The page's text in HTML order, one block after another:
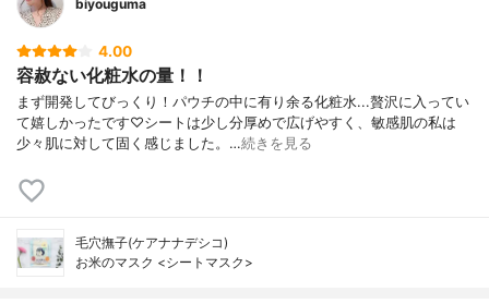
biyouguma
4.00
容赦ない化粧水の量！！
まず開発してびっくり！パウチの中に有り余る化粧水...贅沢に入ってい
て嬉しかったです♡シートは少し分厚めで広げやすく、敏感肌の私は
少々肌に対して固く感じました。…続きを見る
毛穴撫子(ケアナナデシコ)
お米のマスク <シートマスク>